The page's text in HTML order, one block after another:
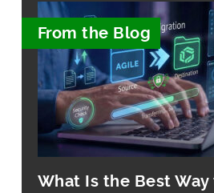
From the Blog
What Is the Best